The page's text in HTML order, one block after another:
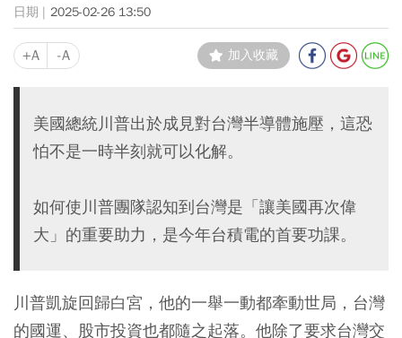
2025-02-26 13:50
+A -A 加入收藏
美國總統川普出於成見對台灣半導體施壓，這恐
怕不是一時半刻就可以化解。
如何使川普團隊認知到台灣是「讓美國再次偉
大」的重要助力，是今年台積電的首要功課。
川普凱旋回歸白宮，他的一舉一動都牽動世局，台灣
的國運、股市投資也都隨之起落。他除了要求台灣交